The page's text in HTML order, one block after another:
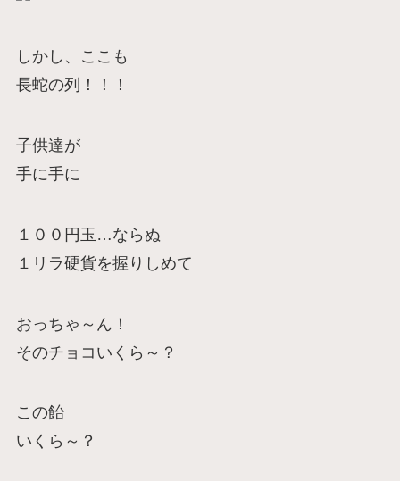
しかし、ここも
長蛇の列！！！
子供達が
手に手に
１００円玉…ならぬ
１リラ硬貨を握りしめて
おっちゃ～ん！
そのチョコいくら～？
この飴
いくら～？